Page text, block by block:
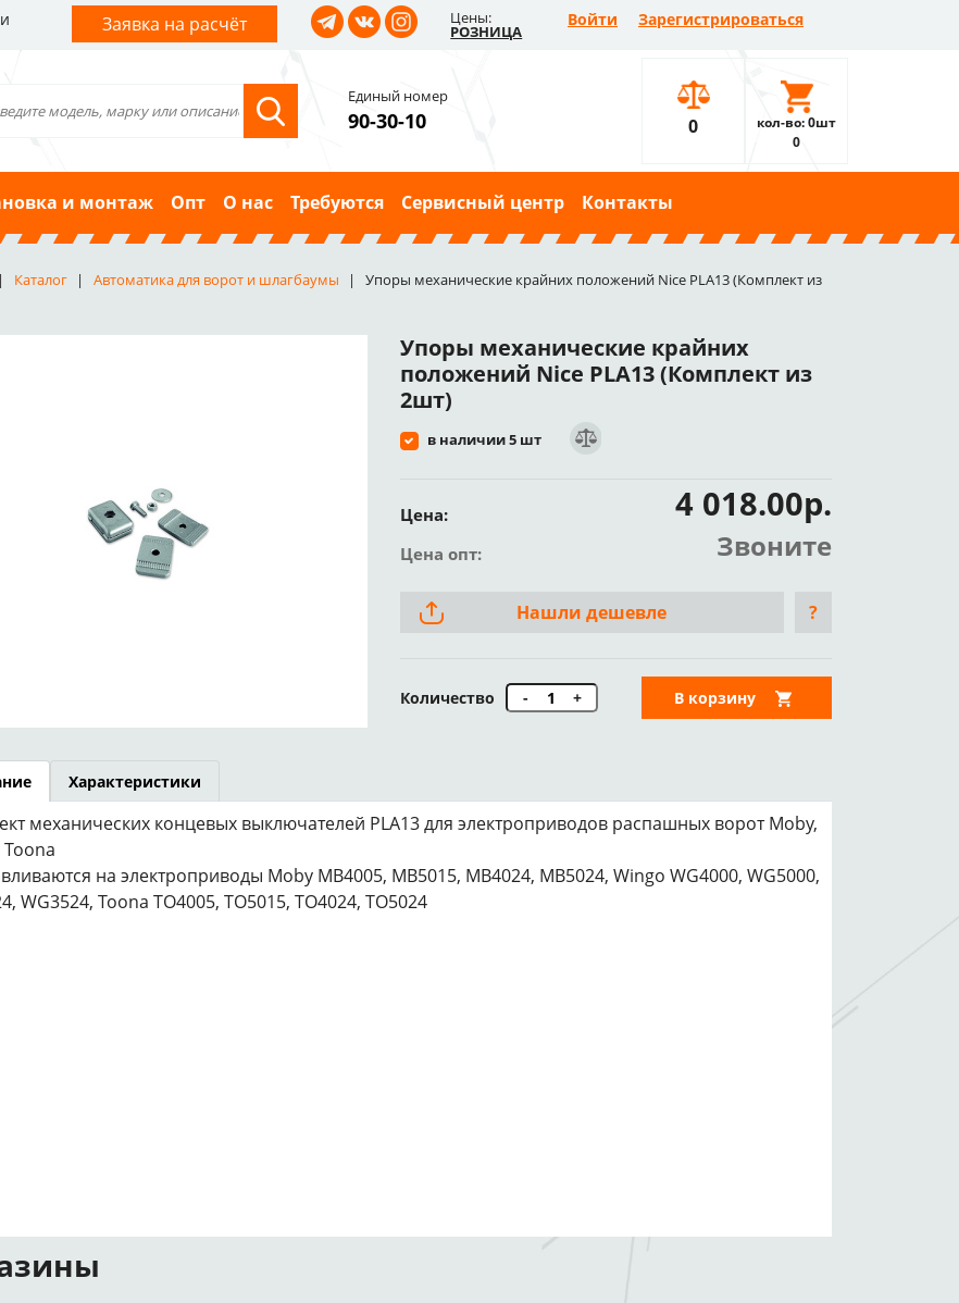
Заявка на расчёт Цены:
РОЗНИЦА
Войти Зарегистрироваться
Единый номер
90-30-10 0
кол-во: 0шт
0
и монтаж Опт О нас Требуются Сервисный центр Контакты
Каталог Автоматика для ворот и шлагбаумы
Упоры механические крайних положений Nice PLA13 (Комплект из
Упоры механические крайних
положений Nice PLA13 (Комплект из
2шт)
в наличии 5 шт
Цена: 4 018.00р.
Цена опт: Звоните
Нашли дешевле ?
Количество - + В корзину
Характеристики
механических концевых выключателей PLA13 для электроприводов распашных ворот Moby,
на электроприводы Moby MB4005, MB5015, MB4024, MB5024, Wingo WG4000, WG5000,
WG3524, Toona TO4005, TO5015, TO4024, TO5024